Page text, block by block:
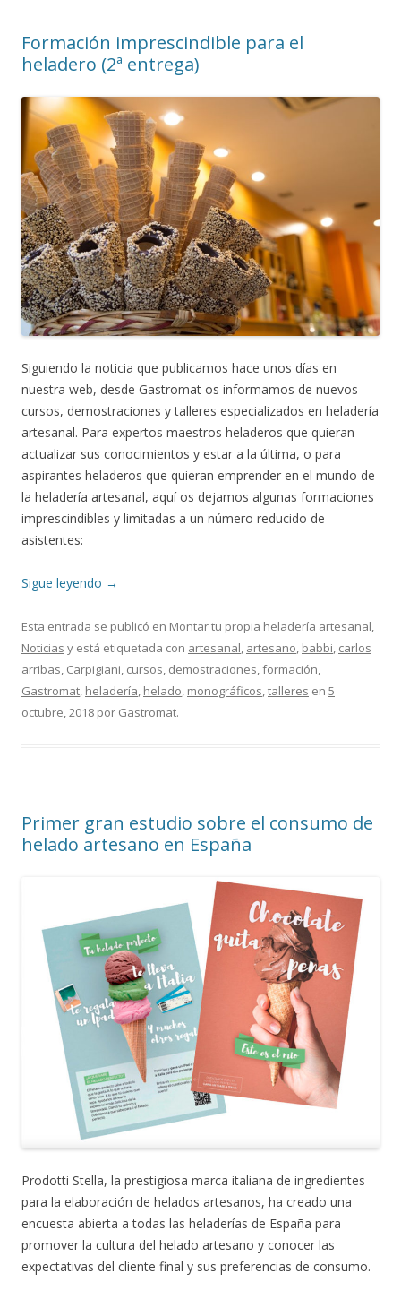
Formación imprescindible para el
heladero (2ª entrega)
Siguiendo la noticia que publicamos hace unos días en
nuestra web, desde Gastromat os informamos de nuevos
cursos, demostraciones y talleres especializados en heladería
artesanal. Para expertos maestros heladeros que quieran
actualizar sus conocimientos y estar a la última, o para
aspirantes heladeros que quieran emprender en el mundo de
la heladería artesanal, aquí os dejamos algunas formaciones
imprescindibles y limitadas a un número reducido de
asistentes:
Sigue leyendo →
Esta entrada se publicó en Montar tu propia heladería artesanal,
Noticias y está etiquetada con artesanal, artesano, babbi, carlos
arribas, Carpigiani, cursos, demostraciones,formación,
Gastromat, heladería, helado, monográficos,talleres en 5
octubre, 2018 por Gastromat.
Primer gran estudio sobre el consumo de
helado artesano en España
Prodotti Stella, la prestigiosa marca italiana de ingredientes
para la elaboración de helados artesanos, ha creado una
encuesta abierta a todas las heladerías de España para
promover la cultura del helado artesano y conocer las
expectativas del cliente final y sus preferencias de consumo.